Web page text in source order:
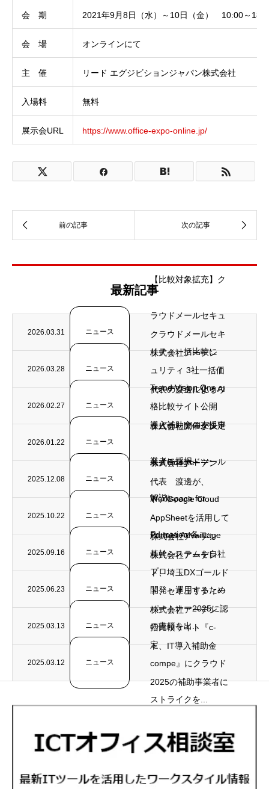
会 期 2021年9月8日（水）～10日（金） 10:00～
会 場 オンラインにて
主 催 リード エグジビションジャパン株式会社
入場料 無料
展示会URL https://www.office-expo-online.jp/
最新記事
2026.03.31 ニュース
【比較対象拡充】ク
ラウドメールセキュ
リティ一括比較に
Trend Vision One...
2026.03.28 ニュース
クラウドメールセキ
ュリティ 3社一括価
格比較サイト公開
2026.02.27 ニュース
株式会社アーデン
ト、デジタル化・AI
導入補助金の支援事
業者に採択
2026.01.22 ニュース
代表の渡邊によるウ
ェビナー開催が決定
（ノーコードツール
解説）
2025.12.08 ニュース
株式会社アーデン
ト、Google
Workspace for
Education 各エ...
2025.10.22 ニュース
株式会社アーデン
ト、Google Cloud
Partner Advantage
プロ...
2025.09.16 ニュース
代表 渡邊が、
AppSheetを活用して
基幹システムを自社
開発・運用するため
の書籍を出...
2025.06.23 ニュース
株式会社アーデン
ト、埼玉DXゴールド
パートナー2025に認
定
2025.03.13 ニュース
株式会社アーデン
ト、セキュリティ一
括比較サイト『c-
compe』にクラウド
ストライクを...
2025.03.12 ニュース
株式会社アーデン
ト、IT導入補助金
2025の補助事業者に